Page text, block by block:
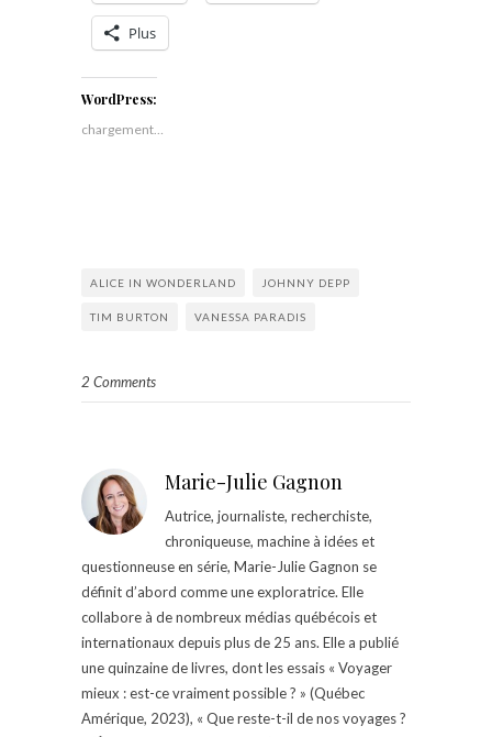
Plus
WordPress:
chargement…
ALICE IN WONDERLAND JOHNNY DEPP
TIM BURTON VANESSA PARADIS
2 Comments
Marie-Julie Gagnon
Autrice, journaliste, recherchiste,
chroniqueuse, machine à idées et
questionneuse en série, Marie-Julie Gagnon se
définit d’abord comme une exploratrice. Elle
collabore à de nombreux médias québécois et
internationaux depuis plus de 25 ans. Elle a publié
une quinzaine de livres, dont les essais « Voyager
mieux : est-ce vraiment possible ? » (Québec
Amérique, 2023), « Que reste-t-il de nos voyages ?